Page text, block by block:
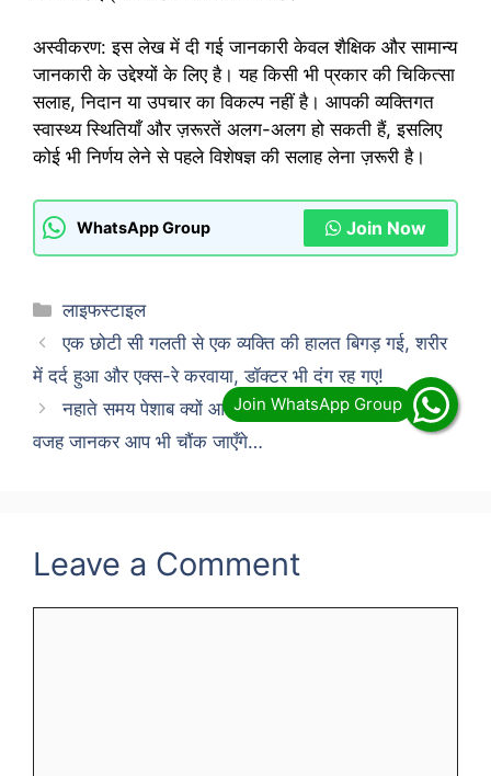
अस्वीकरण: इस लेख में दी गई जानकारी केवल शैक्षिक और सामान्य
जानकारी के उद्देश्यों के लिए है। यह किसी भी प्रकार की चिकित्सा
सलाह, निदान या उपचार का विकल्प नहीं है। आपकी व्यक्तिगत
स्वास्थ्य स्थितियाँ और ज़रूरतें अलग-अलग हो सकती हैं, इसलिए
कोई भी निर्णय लेने से पहले विशेषज्ञ की सलाह लेना ज़रूरी है।
WhatsApp Group Join Now
Categories
लाइफस्टाइल
एक छोटी सी गलती से एक व्यक्ति की हालत बिगड़ गई, शरीर
में दर्द हुआ और एक्स-रे करवाया, डॉक्टर भी दंग रह गए!
नहाते समय पेशाब क्यों आता है? इसके पीछे क्या वजह है?
वजह जानकर आप भी चौंक जाएँगे…
Leave a Comment